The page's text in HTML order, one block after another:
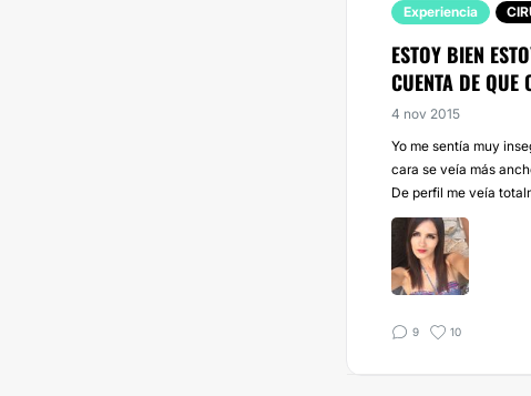
Experiencia
ESTOY BIEN
CUENTA DE QUE
4 nov 2015
Yo me sentía muy
cara se veía más
De perfil me veía
9 10